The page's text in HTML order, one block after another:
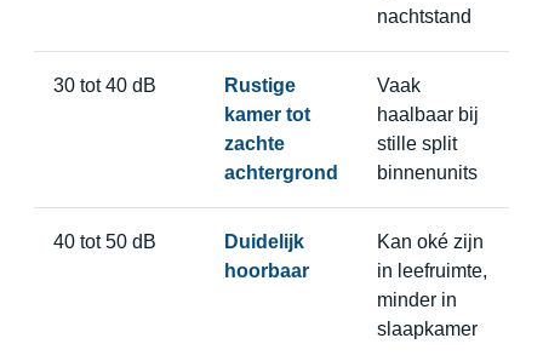
nachtstand
30 tot 40 dB
Rustige
kamer tot
zachte
achtergrond
Vaak
haalbaar bij
stille split
binnenunits
40 tot 50 dB
Duidelijk
hoorbaar
Kan oké zijn
in leefruimte,
minder in
slaapkamer